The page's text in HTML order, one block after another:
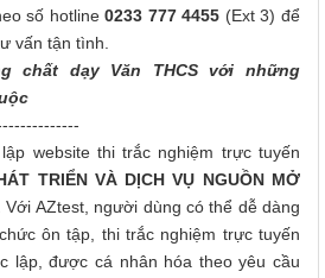
số hotline0233 777 4455 (Ext 3) để
vấn tận tình.
chất dạy Văn THCS với những
website thi trắc nghiệm trực tuyến
TRIỂN VÀ DỊCH VỤ NGUỒN MỞ
Với AZtest, người dùng có thể dễ dàng
ôn tập, thi trắc nghiệm trực tuyến
lập, được cá nhân hóa theo yêu cầu